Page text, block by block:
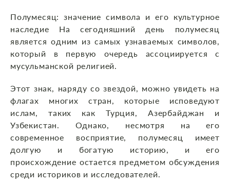
Полумесяц: значение символа и его культурное
наследие На сегодняшний день полумесяц
является одним из самых узнаваемых символов,
который в первую очередь ассоциируется с
мусульманской религией.
Этот знак, наряду со звездой, можно увидеть на
флагах многих стран, которые исповедуют
ислам, таких как Турция, Азербайджан и
Узбекистан. Однако, несмотря на его
современное восприятие, полумесяц имеет
долгую и богатую историю, и его
происхождение остается предметом обсуждения
среди историков и исследователей.